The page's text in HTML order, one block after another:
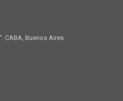
CABA, Buenos Aires